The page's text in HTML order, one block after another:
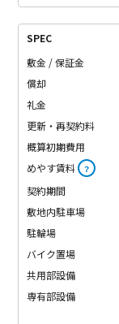
SPEC
敷金 / 保証金
償却
礼金
更新・再契約料
概算初期費用
めやす賃料 ？
契約期間
敷地内駐車場
駐輪場
バイク置場
共用部設備
専有部設備